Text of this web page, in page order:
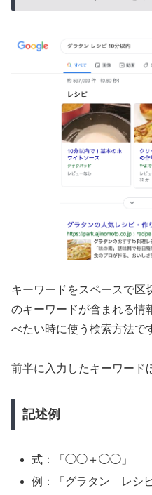
キーワードをスペースで区
のキーワードが含まれる情
べたい時に使う検索方法で
前半に入力したキーワード
記述例
式：「◯◯＋◯◯」
例：「グラタン レシピ